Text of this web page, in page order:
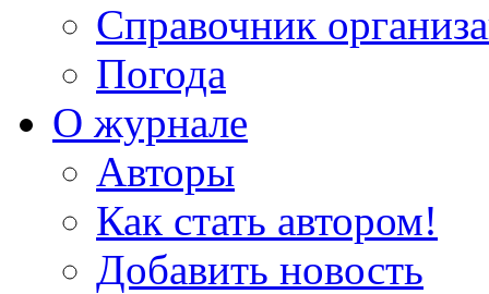
Справочник
Погода
О журнале
Авторы
Как стать автором!
Добавить новость